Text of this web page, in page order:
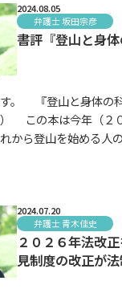
2024.08.05
弁護士 坂田宗彦
書評『登山と身体
。 『登山と身体の
） この本は今年（２
から登山を始める人
2024.07.20
弁護士 青木佳史
２０２６年法改
見制度の改正が